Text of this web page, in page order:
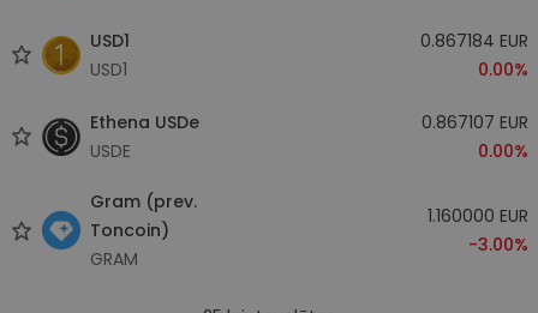
USD1
USD1
0.867184 EUR
0.00%
Ethena USDe
USDE
0.867107 EUR
0.00%
Gram (prev.
Toncoin)
GRAM
1.160000 EUR
-3.00%